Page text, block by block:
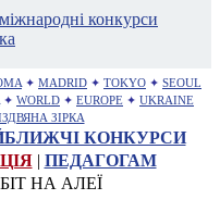
конкурси
✦ MADRID ✦ TOKYO ✦ SEOUL
✦ WORLD ✦ EUROPE ✦ UKRAINE
ЗІРКА
КОНКУРСИ
| ПЕДАГОГАМ
НА АЛЕЇ